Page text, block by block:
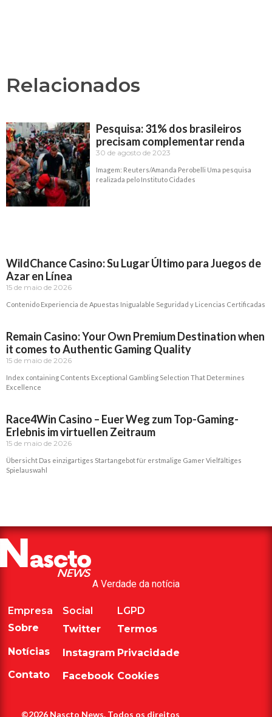
Relacionados
Pesquisa: 31% dos brasileiros
precisam complementar renda
30 de agosto de 2023
Imagem: Reuters/Amanda Perobelli Uma pesquisa
realizada pelo Instituto Cidades
WildChance Casino: Su Lugar Último para Juegos de
Azar en Línea
15 de maio de 2026
Contenido Experiencia de Apuestas Inigualable Seguridad y Licencias Certificadas
Remain Casino: Your Own Premium Destination when
it comes to Authentic Gaming Quality
15 de maio de 2026
Index containing Contents Exceptional Gambling Selection That Determines
Excellence
Race4Win Casino – Euer Weg zum Top-Gaming-
Erlebnis im virtuellen Zeitraum
15 de maio de 2026
Übersicht Das einzigartiges Startangebot für erstmalige Gamer Vielfältiges
Spielauswahl
A Verdade da notícia
Empresa
Sobre
Notícias
Contato
Social
Twitter
Instagram
Facebook
LGPD
Termos
Privacidade
Cookies
©2026 Nascto News. Todos os direitos